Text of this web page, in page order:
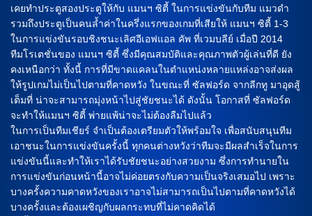
เคยทำประตูสองประตูให้กับ แมนฯ ซิตี้ ในการแข่งขันกับทีม แมวดำ
รวมถึงประตูเป็นคนล้ำค่าในครึ่งแรกของเกมที่เสียให้ แมนฯ ซิตี้ 1-3
ในการแข่งขันรอบชิงชนะเลิศอีเอฟแอล คัพ ที่เวมบลีย์ เมื่อปี 2014
ทีมโรเตชั่นของ แมนฯ ซิตี้ ซึ่งมีคุณสมบัติและคุณภาพตัวผู้เล่นที่ดี ยัง
คงเหนือกว่า ทั้งนี้ การที่มีขาดแคลนในตำแหน่งหลายแหล่งอาจส่งผล
ให้รูปเกมไม่เป็นไปตามที่คาดหวัง ในขณะที่ ซัลฟอร์ด จากลีกทู มาอุดสู้
เต็มที่ น่าจะสามารถมุ่งหน้าไปสู่ชัยชนะได้ ดังนั้น โอกาสที่ ซัลฟอร์ด
จะทำให้แมนฯ ซิตี้ พ่ายแพ้น่าจะไม่ต้องลืมไปแล้ว
ในการเป็นทีมเชียร์ จำเป็นต้องเตรียมตัวให้พร้อมใจ เพื่อสนับสนุนทีม
เอาชนะในการแข่งขันครั้งนี้ ทุกคนต่างหวังว่าทีมจะมีผลสำเร็จในการ
แข่งขันนี้และทำให้เราได้รับชัยชนะอย่างสวยงาม ซึ่งการทำนายใน
การแข่งขันก่อนหน้านี้อาจไม่ค่อยตรงกับความเป็นจริงเสมอไป เพราะ
บางครั้งความคาดหวังของเราอาจไม่สามารถเป็นไปตามที่คาดหวังได้
บางครั้งและต้องเผชิญกับผลกระทบที่ไม่คาดคิดได้